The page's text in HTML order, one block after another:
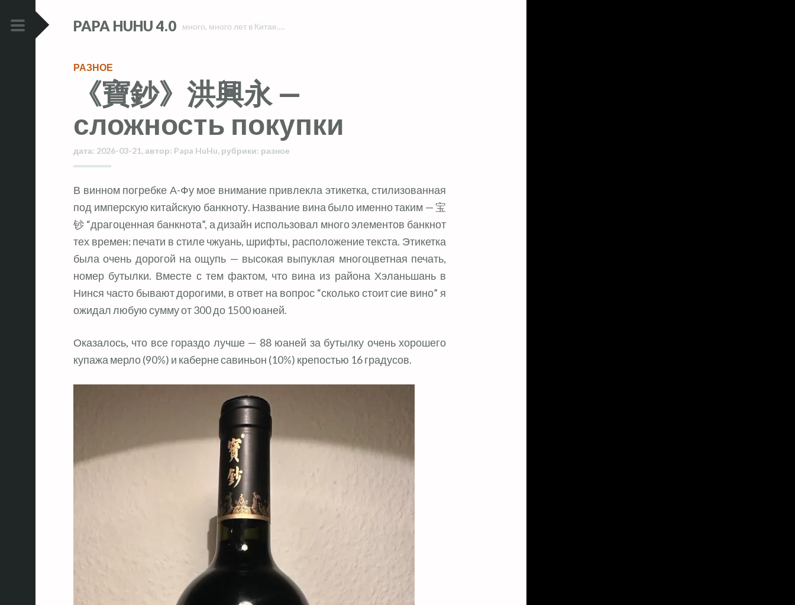
PRIMARY
PAPA HUHU 4.0 много, много лет в Китае….
РАЗНОЕ
《寶鈔》洪興永 —
сложность покупки
дата: 2026-03-21,автор: Papa HuHu, рубрики: разное
В винном погребке А-Фу мое внимание привлекла этикетка, стилизованная
под имперскую китайскую банкноту. Название вина было именно таким — 宝
钞 “драгоценная банкнота”, а дизайн использовал много элементов банкнот
тех времен: печати в стиле чжуань, шрифты, расположение текста. Этикетка
была очень дорогой на ощупь — высокая выпуклая многоцветная печать,
номер бутылки. Вместе с тем фактом, что вина из района Хэланьшань в
Нинся часто бывают дорогими, в ответ на вопрос “сколько стоит сие вино” я
ожидал любую сумму от 300 до 1500 юаней.
Оказалось, что все гораздо лучше — 88 юаней за бутылку очень хорошего
купажа мерло (90%) и каберне савиньон (10%) крепостью 16 градусов.